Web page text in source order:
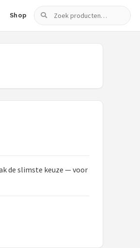
Shop
Zoeken
de slimste keuze — voor